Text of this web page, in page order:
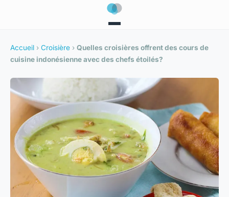
Accueil › Croisière › Quelles croisières offrent des cours de
cuisine indonésienne avec des chefs étoilés?